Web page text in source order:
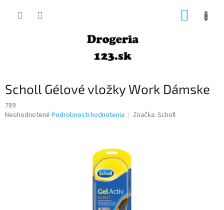
Scholl Gélové vložky Work Dámske
789
Priemerné
Neohodnotené Podrobnosti hodnotenia Značka: Scholl